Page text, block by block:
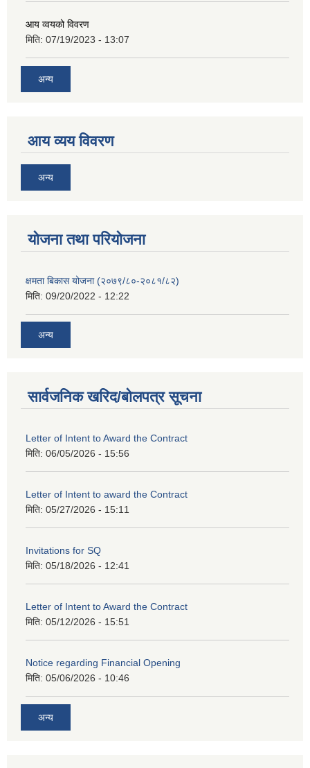
आय व्वयको विवरण
मिति: 07/19/2023 - 13:07
अन्य
आय व्यय विवरण
अन्य
याेजना तथा परियाेजना
क्षमता बिकास योजना (२०७९/८०-२०८१/८२)
मिति: 09/20/2022 - 12:22
अन्य
सार्वजनिक खरिद/बोलपत्र सूचना
Letter of Intent to Award the Contract
मिति: 06/05/2026 - 15:56
Letter of Intent to award the Contract
मिति: 05/27/2026 - 15:11
Invitations for SQ
मिति: 05/18/2026 - 12:41
Letter of Intent to Award the Contract
मिति: 05/12/2026 - 15:51
Notice regarding Financial Opening
मिति: 05/06/2026 - 10:46
अन्य